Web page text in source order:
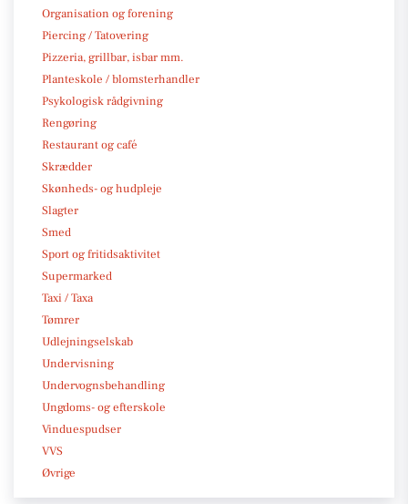
Organisation og forening
Piercing / Tatovering
Pizzeria, grillbar, isbar mm.
Planteskole / blomsterhandler
Psykologisk rådgivning
Rengøring
Restaurant og café
Skrædder
Skønheds- og hudpleje
Slagter
Smed
Sport og fritidsaktivitet
Supermarked
Taxi / Taxa
Tømrer
Udlejningselskab
Undervisning
Undervognsbehandling
Ungdoms- og efterskole
Vinduespudser
VVS
Øvrige